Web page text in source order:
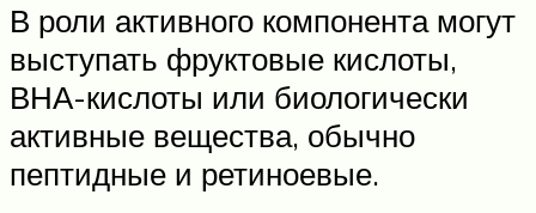
В роли активного компонента могут
выступать фруктовые кислоты,
ВНА-кислоты или биологически
активные вещества, обычно
пептидные и ретиноевые.